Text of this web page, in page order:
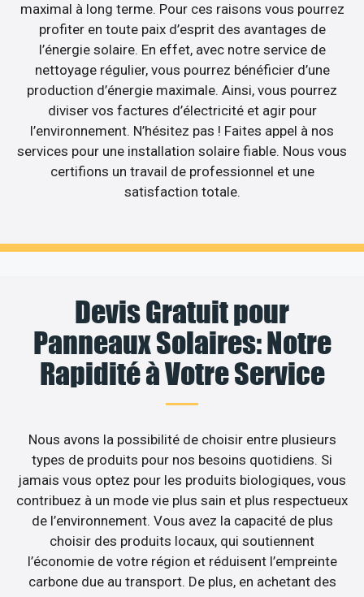
maximal à long terme. Pour ces raisons vous pourrez
profiter en toute paix d’esprit des avantages de
l’énergie solaire. En effet, avec notre service de
nettoyage régulier, vous pourrez bénéficier d’une
production d’énergie maximale. Ainsi, vous pourrez
diviser vos factures d’électricité et agir pour
l’environnement. N’hésitez pas ! Faites appel à nos
services pour une installation solaire fiable. Nous vous
certifions un travail de professionnel et une
satisfaction totale.
Devis Gratuit pour
Panneaux Solaires: Notre
Rapidité à Votre Service
Nous avons la possibilité de choisir entre plusieurs
types de produits pour nos besoins quotidiens. Si
jamais vous optez pour les produits biologiques, vous
contribuez à un mode vie plus sain et plus respectueux
de l’environnement. Vous avez la capacité de plus
choisir des produits locaux, qui soutiennent
l’économie de votre région et réduisent l’empreinte
carbone due au transport. De plus, en achetant des